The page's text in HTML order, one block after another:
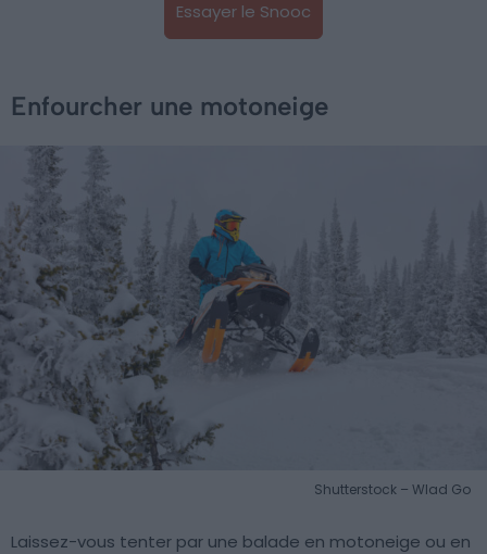
Essayer le Snooc
Enfourcher une motoneige
Shutterstock – Wlad Go
Laissez-vous tenter par une balade en motoneige ou en